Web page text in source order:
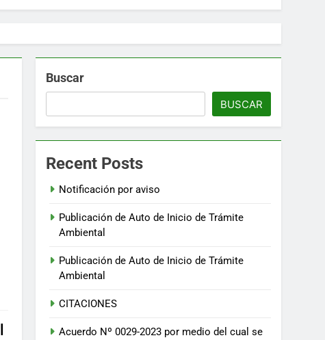
Buscar
BUSCAR
Recent Posts
Notificación por aviso
Publicación de Auto de Inicio de Trámite
Ambiental
Publicación de Auto de Inicio de Trámite
Ambiental
CITACIONES
Acuerdo Nº 0029-2023 por medio del cual se